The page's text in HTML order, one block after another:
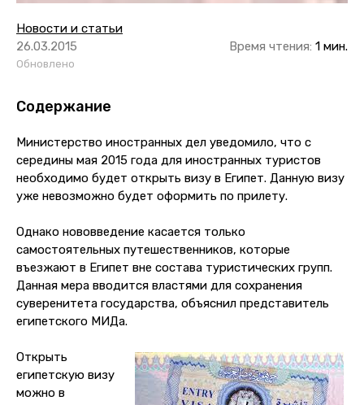
Новости и статьи
26.03.2015
Обновлено
Время чтения: 1 мин.
Содержание
Министерство иностранных дел уведомило, что с
середины мая 2015 года для иностранных туристов
необходимо будет открыть визу в Египет. Данную визу
уже невозможно будет оформить по прилету.
Однако нововведение касается только
самостоятельных путешественников, которые
въезжают в Египет вне состава туристических групп.
Данная мера вводится властями для сохранения
суверенитета государства, объяснил представитель
египетского МИДа.
Открыть
египетскую визу
можно в